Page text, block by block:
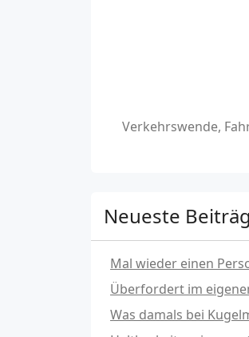
Verkehrswende,
Neueste
Mal wieder einen
Überfordert im
Was damals bei